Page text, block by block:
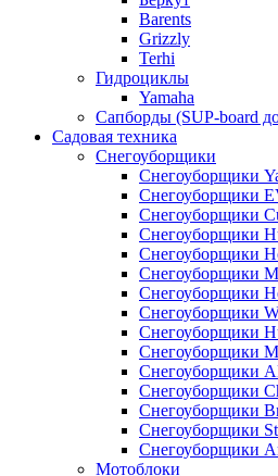
Barents
Grizzly
Terhi
Гидроциклы
Yamaha
Сапборды (SUP-board
Садовая техника
Снегоуборщики
Снегоуборщики
Снегоуборщики
Снегоуборщики
Снегоуборщики
Снегоуборщики
Снегоуборщики
Снегоуборщики
Снегоуборщики
Снегоуборщики
Снегоуборщики
Снегоуборщики
Снегоуборщики
Снегоуборщики
Снегоуборщики
Снегоуборщики
Мотоблоки